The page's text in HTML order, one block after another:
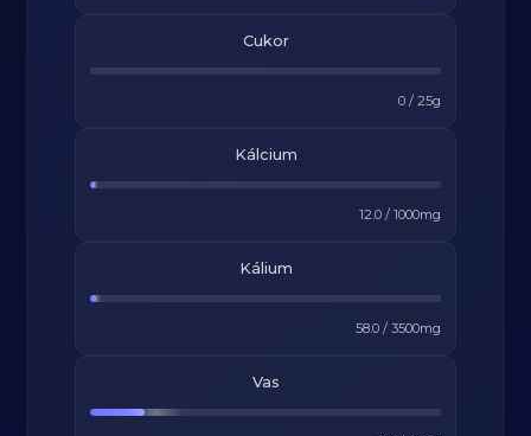
Cukor
0/ 25g
Kálcium
12.0/ 1000mg
Kálium
58.0/ 3500mg
Vas